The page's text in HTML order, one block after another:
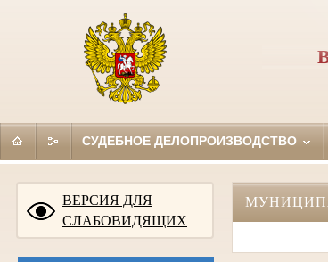
СУДЕБНОЕ ДЕЛОПРОИЗВОДСТВО
ВЕРСИЯ ДЛЯ
СЛАБОВИДЯЩИХ